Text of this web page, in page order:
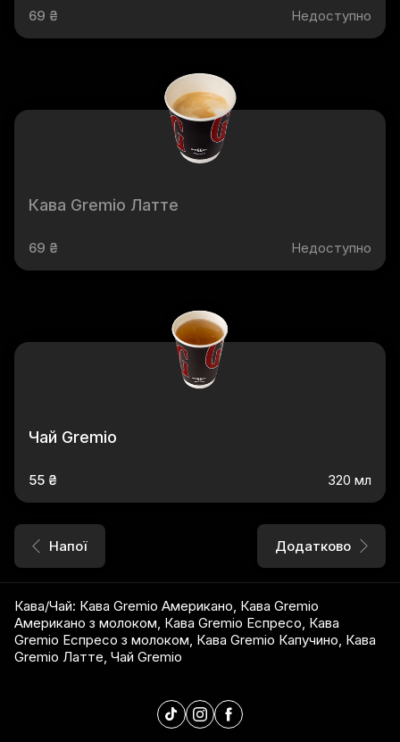
69 ₴ Недоступно
Кава Gremio Латте
69 ₴ Недоступно
Чай Gremio
55 ₴ 320 мл
Напої Додатково
Кава/Чай: Кава Gremio Американо, Кава Gremio
Американо з молоком, Кава Gremio Еспресо, Кава
Gremio Еспресо з молоком, Кава Gremio Капучино, Кава
Gremio Латте, Чай Gremio